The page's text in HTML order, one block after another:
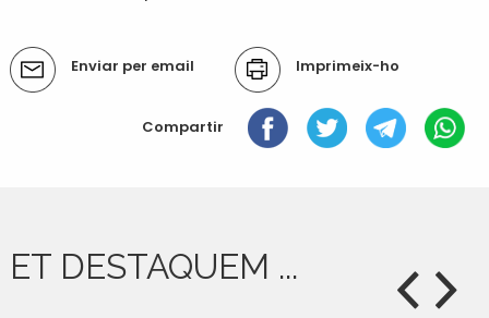
Accions
del
Enviar per email Imprimeix-ho
Compartir
ET DESTAQUEM ...